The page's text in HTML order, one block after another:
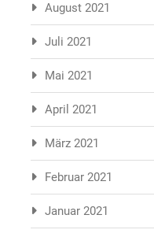
August 2021
Juli 2021
Mai 2021
April 2021
März 2021
Februar 2021
Januar 2021